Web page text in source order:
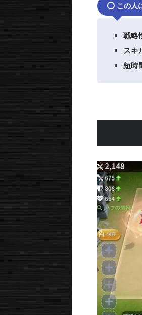
この人
戦略
スキ
短時